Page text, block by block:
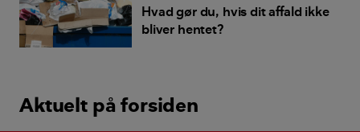
Hvad gør du, hvis dit affald ikke
bliver hentet?
Aktuelt på forsiden